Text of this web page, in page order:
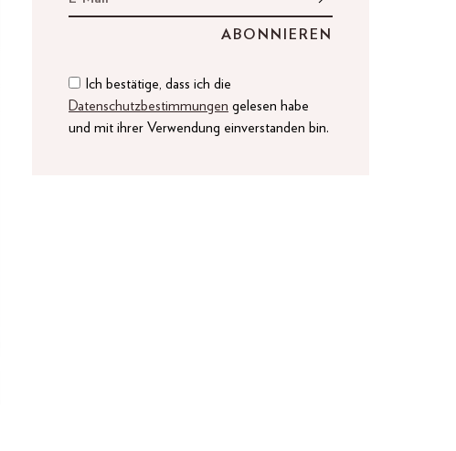
Ich bestätige, dass ich die
Datenschutzbestimmungen gelesen habe
und mit ihrer Verwendung einverstanden bin.